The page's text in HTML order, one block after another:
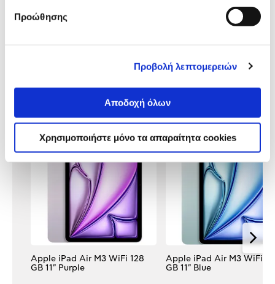
Προώθησης
Προβολή λεπτομερειών
Αποδοχή όλων
Χρησιμοποιήστε μόνο τα απαραίτητα cookies
προϊόντος
Χαρακτηριστικά
Αξιολογήσεις
Δες τι κλίκαραν όσοι είδαν το ίδιο
προϊόν με εσένα!
Apple iPad Air M3 WiFi 128
GB 11" Purple
Apple iPad Air M3 WiFi
GB 11" Blue